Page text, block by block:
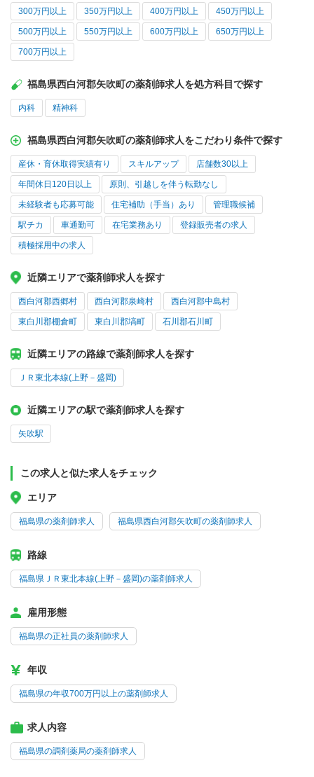
300万円以上 350万円以上 400万円以上 450万円以上
500万円以上 550万円以上 600万円以上 650万円以上
700万円以上
福島県西白河郡矢吹町の薬剤師求人を処方科目で探す
内科 精神科
福島県西白河郡矢吹町の薬剤師求人をこだわり条件で探す
産休・育休取得実績有り スキルアップ 店舗数30以上
年間休日120日以上 原則、引越しを伴う転勤なし
未経験者も応募可能 住宅補助（手当）あり 管理職候補
駅チカ 車通勤可 在宅業務あり 登録販売者の求人
積極採用中の求人
近隣エリアで薬剤師求人を探す
西白河郡西郷村 西白河郡泉崎村 西白河郡中島村
東白川郡棚倉町 東白川郡塙町 石川郡石川町
近隣エリアの路線で薬剤師求人を探す
ＪＲ東北本線(上野－盛岡)
近隣エリアの駅で薬剤師求人を探す
矢吹駅
この求人と似た求人をチェック
エリア
福島県の薬剤師求人 福島県西白河郡矢吹町の薬剤師求人
路線
福島県ＪＲ東北本線(上野－盛岡)の薬剤師求人
雇用形態
福島県の正社員の薬剤師求人
年収
福島県の年収700万円以上の薬剤師求人
求人内容
福島県の調剤薬局の薬剤師求人